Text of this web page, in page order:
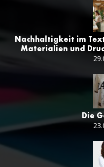
Nachhaltigkeit im
Materialien und
Die